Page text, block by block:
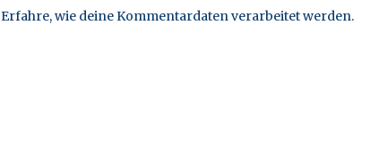
Erfahre, wie deine Kommentardaten verarbeitet werden.